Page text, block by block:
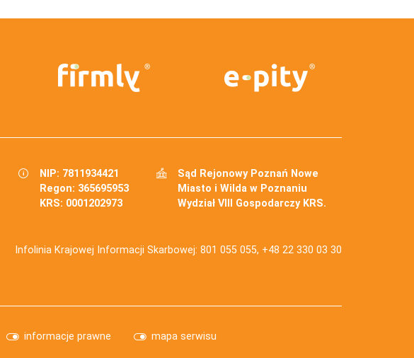
NIP: 7811934421
Regon: 365695953
KRS: 0001202973
Sąd Rejonowy Poznań Nowe
Miasto i Wilda w Poznaniu
Wydział VIII Gospodarczy KRS.
Infolinia Krajowej Informacji Skarbowej: 801 055 055, +48 22 330 03 30
informacje prawne mapa serwisu